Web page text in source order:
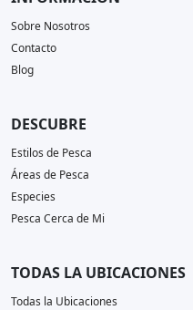
Sobre Nosotros
Contacto
Blog
DESCUBRE
Estilos de Pesca
Áreas de Pesca
Especies
Pesca Cerca de Mi
TODAS LA UBICACIONES
Todas la Ubicaciones